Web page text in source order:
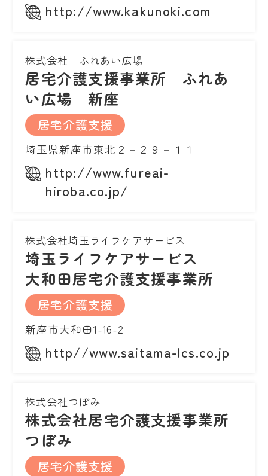
http://www.kakunoki.com
株式会社 ふれあい広場
居宅介護支援事業所 ふれあ
い広場 新座
居宅介護支援
埼玉県新座市東北２－２９－１１
http://www.fureai-
hiroba.co.jp/
株式会社埼玉ライフケアサービス
埼玉ライフケアサービス
大和田居宅介護支援事業所
居宅介護支援
新座市大和田1-16-2
http//www.saitama-lcs.co.jp
株式会社つぼみ
株式会社居宅介護支援事業所
つぼみ
居宅介護支援